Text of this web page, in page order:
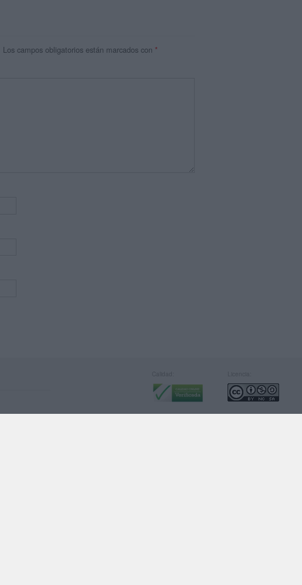
Los campos obligatorios están marcados con *